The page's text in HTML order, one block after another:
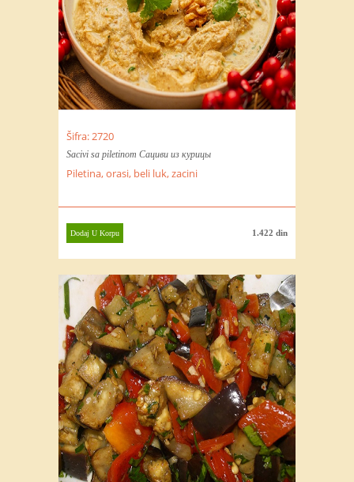
Šifra: 2720
Sacivi sa piletinom Сациви из курицы
Piletina, orasi, beli luk, zacini
1.422 din
Dodaj U Korpu